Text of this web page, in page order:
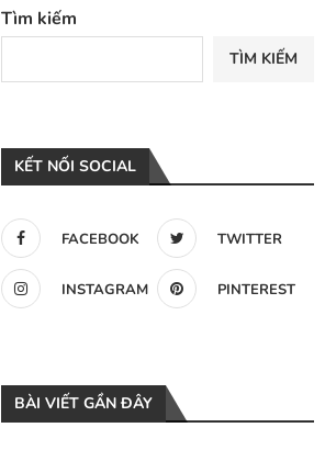
Tìm kiếm
TÌM KIẾM
KẾT NỐI SOCIAL
FACEBOOK TWITTER
INSTAGRAM PINTEREST
BÀI VIẾT GẦN ĐÂY